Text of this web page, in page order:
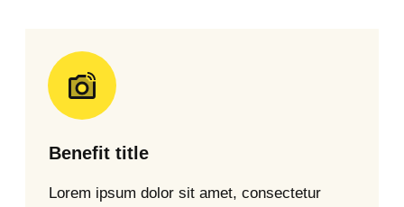
Benefit title
Lorem ipsum dolor sit amet, consectetur